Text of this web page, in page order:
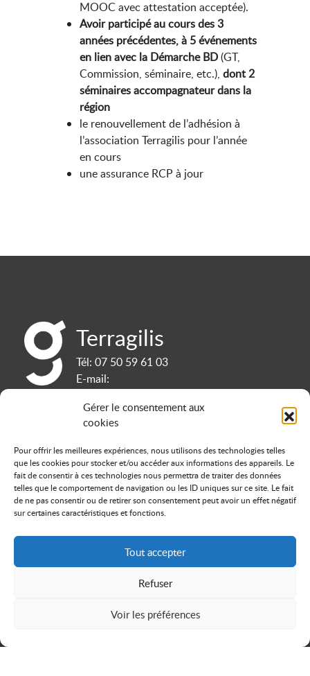
Gérer le consentement aux
cookies
Pour offrir les meilleures expériences, nous utilisons des technologies telles
que les cookies pour stocker et/ou accéder aux informations des appareils. Le
fait de consentir à ces technologies nous permettra de traiter des données
telles que le comportement de navigation ou les ID uniques sur ce site. Le fait
de ne pas consentir ou de retirer son consentement peut avoir un effet négatif
sur certaines caractéristiques et fonctions.
Tout accepter
Refuser
Voir les préférences
MOOC avec attestation acceptée).
Avoir participé au cours des 3
années précédentes, à 5 événements
en lien avec la Démarche BD(GT,
Commission, séminaire, etc.), dont 2
séminaires accompagnateur dans la
région
le renouvellement de l’adhésion à
l’association Terragilis pour l’année
en cours
une assurance RCP à jour
Terragilis
Tél: 07 50 59 61 03
E-mail:
Contact
Politique de confidentialité
Mentions légales
Plan du site
NOUS SUIVRE